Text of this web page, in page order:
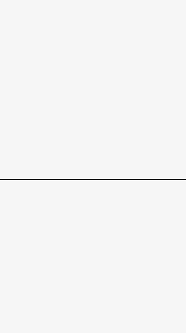
「女性」与「食物
由此可见，《云里
起，反从充满气味
的，这不只是一条
作物般由养育所串
回过头来看，这群